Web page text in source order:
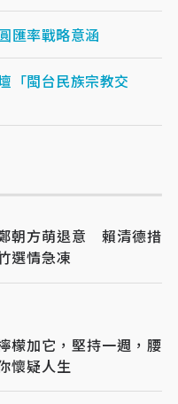
匯率戰略意涵
「閩台民族宗教交
朝方萌退意 賴清德措
選情急凍
檬加它，堅持一週，腰
懷疑人生